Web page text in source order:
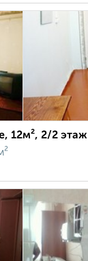
12м², 2/2 этаж